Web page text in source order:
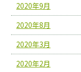
2020年9月
2020年8月
2020年3月
2020年2月